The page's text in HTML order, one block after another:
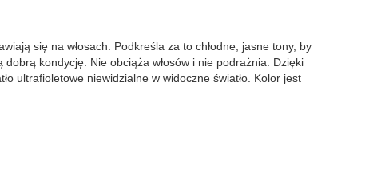
się na włosach. Podkreśla za to chłodne, jasne tony, by
kondycję. Nie obciąża włosów i nie podrażnia. Dzięki
ultrafioletowe niewidzialne w widoczne światło. Kolor jest